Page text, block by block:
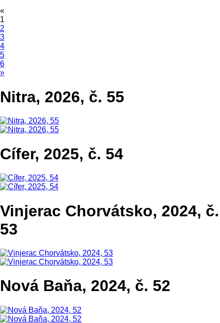
«
1
2
3
4
5
6
»
Nitra, 2026, č. 55
Cífer, 2025, č. 54
Vinjerac Chorvátsko, 2024, č.
53
Nová Baňa, 2024, č. 52